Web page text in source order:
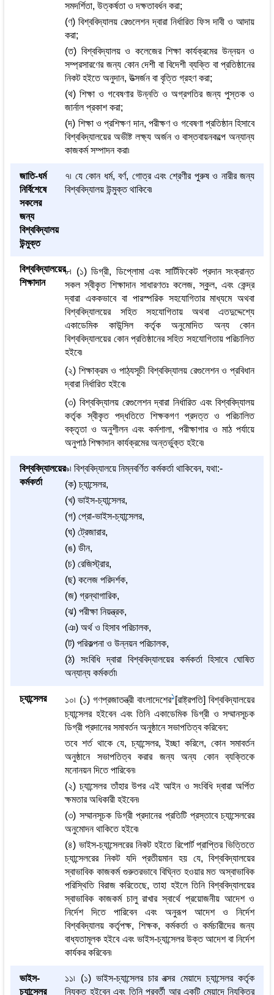
সমদর্শিতা, উত্কর্ষতা ও দক্ষতাবর্ধন করা;
(ণ) বিশ্ববিদ্যালয় রেগুলেশন দ্বারা নির্ধারিত ফিস দাবী ও আদায়
করা;
(ত) বিশ্ববিদ্যালয় ও কলেজের শিক্ষা কার্যক্রমের উন্নয়ন ও
সম্প্রসারণের জন্য কোন দেশী বা বিদেশী ব্যক্তি বা প্রতিষ্ঠানের
নিকট হইতে অনুদান, উত্সর্জন বা বৃত্তি গ্রহণ করা;
(থ) শিক্ষা ও গবেষণার উন্নতি ও অগ্রগতির জন্য পুস্তক ও
জার্নাল প্রকাশ করা;
(দ) শিক্ষা ও প্রশিক্ষণ দান, পরীক্ষণ ও গবেষণা প্রতিষ্ঠান হিসাবে
বিশ্ববিদ্যালয়ের অভীষ্ট লক্ষ্য অর্জন ও বাস্তবায়নকল্পে অন্যান্য
কাজকর্ম সম্পাদন করা৷
জাতি-ধর্ম
নির্বিশেষে
সকলের
জন্য
বিশ্ববিদ্যালয়
উন্মুক্ত
৭৷ যে কোন ধর্ম, বর্ণ, গোত্র এবং শ্রেণীর পুরুষ ও নারীর জন্য
বিশ্ববিদ্যালয় উন্মুক্ত থাকিবে৷
বিশ্ববিদ্যালয়ের
শিক্ষাদান
৮৷ (১) ডিগ্রী, ডিপ্লোমা এবং সার্টিফিকেট প্রদান সংক্রান্ত
সকল স্বীকৃত শিক্ষাদান সাধারণতঃ কলেজ, স্কুল, এবং কেন্দ্র
দ্বারা এককভাবে বা পারস্পরিক সহযোগিতার মাধ্যমে অথবা
বিশ্ববিদ্যালয়ের সহিত সহযোগিতায় অথবা এতদুদ্দেশ্যে
একাডেমিক কাউন্সিল কর্তৃক অনুমোদিত অন্য কোন
বিশ্ববিদ্যালয়ের কোন প্রতিষ্ঠানের সহিত সহযোগিতায় পরিচালিত
হইবে৷
(২) শিক্ষাক্রম ও পাঠ্যসূচী বিশ্ববিদ্যালয় রেগুলেশন ও প্রবিধান
দ্বারা নির্ধারিত হইবে৷
(৩) বিশ্ববিদ্যালয় রেগুলেশন দ্বারা নির্ধারিত এবং বিশ্ববিদ্যালয়
কর্তৃক স্বীকৃত পদ্ধতিতে শিক্ষকগণ প্রদত্ত ও পরিচালিত
বক্তৃতা ও অনুশীলন এবং কর্মশালা, পরীক্ষাগার ও মাঠ পর্যায়ে
অনুপাঠ শিক্ষাদান কার্যক্রমের অন্তর্ভুক্ত হইবে৷
বিশ্ববিদ্যালয়ের
কর্মকর্তা
৯৷ বিশ্ববিদ্যালয়ে নিম্নবর্ণিত কর্মকর্তা থাকিবেন, যথা:-
(ক) চ্যান্সেলর,
(খ) ভাইস-চ্যান্সেলর,
(গ) প্রো-ভাইস-চ্যান্সেলর,
(ঘ) ট্রেজারার,
(ঙ) ডীন,
(চ) রেজিস্ট্রার,
(ছ) কলেজ পরিদর্শক,
(জ) গ্রন্থাগারিক,
(ঝ) পরীক্ষা নিয়ন্ত্রক,
(ঞ) অর্থ ও হিসাব পরিচালক,
(ট) পরিকল্পনা ও উন্নয়ন পরিচালক,
(ঠ) সংবিধি দ্বারা বিশ্ববিদ্যালয়ের কর্মকর্তা হিসাবে ঘোষিত
অন্যান্য কর্মকর্তা৷
চ্যান্সেলর ১০৷ (১) গণপ্রজাতন্ত্রী বাংলাদেশের1[রাষ্ট্রপতি] বিশ্ববিদ্যালয়ের
চ্যান্সেলর হইবেন এবং তিনি একাডেমিক ডিগ্রী ও সম্মানসূচক
ডিগ্রী প্রদানের সমাবর্তন অনুষ্ঠানে সভাপতিত্ব করিবেন:
তবে শর্ত থাকে যে, চ্যান্সেলর, ইচ্ছা করিলে, কোন সমাবর্তন
অনুষ্ঠানে সভাপতিত্ব করার জন্য অন্য কোন ব্যক্তিকে
মনোনয়ন দিতে পারিবেন৷
(২) চ্যান্সেলর তাঁহার উপর এই আইন ও সংবিধি দ্বারা অর্পিত
ক্ষমতার অধিকারী হইবেন৷
(৩) সম্মানসূচক ডিগ্রী প্রদানের প্রতিটি প্রস্তাবে চ্যান্সেলরের
অনুমোদন থাকিতে হইবে৷
(৪) ভাইস-চ্যান্সেলরের নিকট হইতে রিপোর্ট প্রাপ্তির ভিত্তিতে
চ্যান্সেলরের নিকট যদি প্রতীয়মান হয় যে, বিশ্ববিদ্যালয়ের
স্বাভাবিক কাজকর্ম গুরুতরভাবে বিঘ্নিত হওয়ার মত অস্বাভাবিক
পরিস্থিতি বিরাজ করিতেছে, তাহা হইলে তিনি বিশ্ববিদ্যালয়ের
স্বাভাবিক কাজকর্ম চালু রাখার স্বার্থে প্রয়োজনীয় আদেশ ও
নির্দেশ দিতে পারিবেন এবং অনুরূপ আদেশ ও নির্দেশ
বিশ্ববিদ্যালয় কর্তৃপক্ষ, শিক্ষক, কর্মকর্তা ও কর্মচারীদের জন্য
বাধ্যতামূলক হইবে এবং ভাইস-চ্যান্সেলর উক্ত আদেশ বা নির্দেশ
কার্যকর করিবেন৷
ভাইস-
চ্যান্সেলর
১১৷ (১) ভাইস-চ্যান্সেলর চার বত্সর মেয়াদে চ্যান্সেলর কর্তৃক
নিযুক্ত হইবেন এবং তিনি পরবর্তী আর একটি মেয়াদে নিযুক্তির